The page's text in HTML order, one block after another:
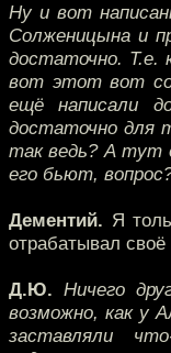
Ну и вот
Солженицына и
достаточно. Т.е.
вот этот вот
ещё написали
достаточно для
так ведь? А тут
его бьют,
Дементий. Я
отрабатывал
Д.Ю. Ничего
возможно, как у
заставляли